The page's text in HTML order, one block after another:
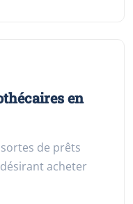
en
de prêts
acheter